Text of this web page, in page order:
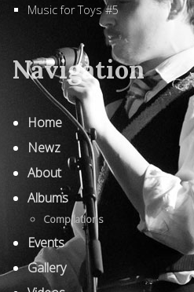
Music for Toys #5
Navigation
Home
Newz
About
Albums
Compilations
Events
Gallery